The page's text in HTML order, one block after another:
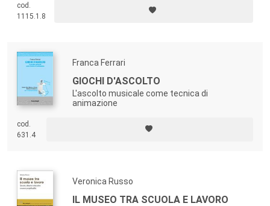
un’occasione per ridefinire i principi e rivisitare le pratiche didattiche
orientandole in direzione interculturale. I percorsi illustrati
bambine e bambini di origini differenti si avvicinano e si preparano a
una convivenza rispettosa delle diverse storie e identità.
cod.
1115.1.8
Franca Ferrari
GIOCHI D'ASCOLTO
L'ascolto musicale come tecnica di
animazione
cod.
631.4
Veronica Russo
IL MUSEO TRA SCUOLA E LAVORO